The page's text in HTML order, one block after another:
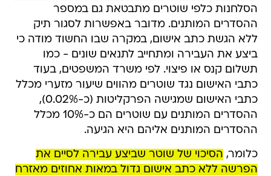
הסלחנות כלפי שוטרים מתבטאת גם במספר
ההסדרים המותנים. מדובר באפשרות לסגור תיק
ללא הגשת כתב אישום, במקרה שבו החשוד מודה כי
ביצע את העבירה ומתחייב לתנאים שונים - כמו
תשלום קנס או פיצוי. לפי משרד המשפטים, בעוד
כתבי האישום נגד שוטרים מהווים שיעור מזערי מכלל
כתבי האישום שמגישה הפרקליטות (כ-0.02%),
ההסדרים המותנים עם שוטרים הם כ-10% מכלל
ההסדרים המותנים אליהם היא הגיעה.
כלומר, הסיכוי של שוטר שביצע עבירה לסיים את
הפרשה ללא כתב אישום גדול במאות אחוזים מאזרח